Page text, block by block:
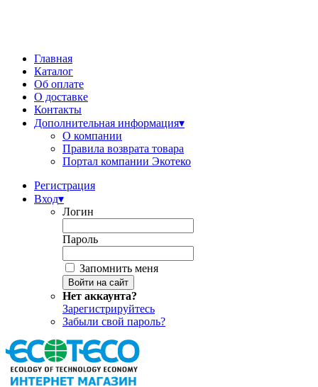
Главная
Каталог
Об оплате
О доставке
Контакты
Дополнительная информация▾
О компании
Правила возврата товара
Портал компании Экотеко
Регистрация
Вход▾
Логин
Пароль
Запомнить меня
Нет аккаунта?
Зарегистрируйтесь
Забыли свой пароль?